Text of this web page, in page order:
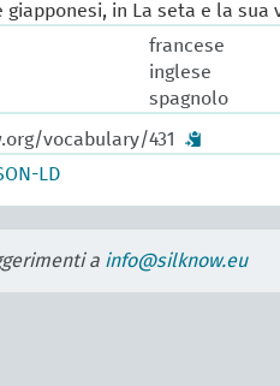
in La seta e la sua
francese
inglese
spagnolo
vocabulary/431
LD
a info@silknow.eu